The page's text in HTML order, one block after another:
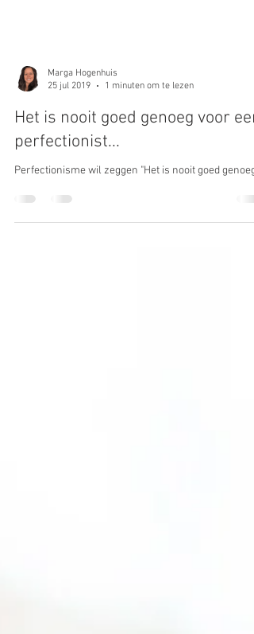
Marga Hogenhuis
25 jul 2019
1 minuten om te lezen
Het is nooit goed genoeg voor een
perfectionist...